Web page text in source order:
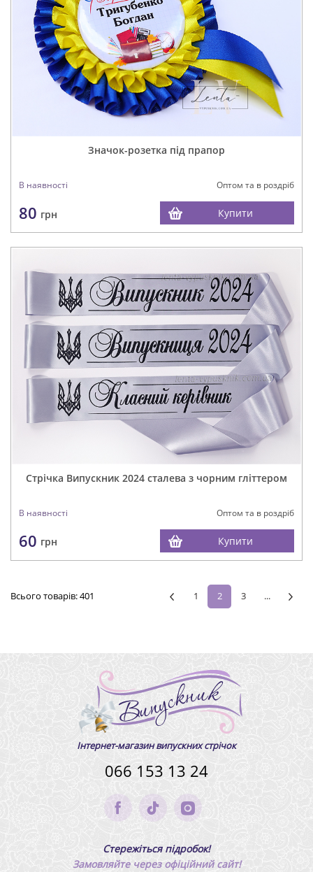
Значок-розетка під прапор
В наявності Оптом та в роздріб
80 грн Купити
Стрічка Випускник 2024 сталева з чорним гліттером
В наявності Оптом та в роздріб
60 грн Купити
Всього товарів:401 1 2 3 ...
Інтернет-магазин випускних стрічок
066 153 13 24
Стережіться підробок!
Замовляйте через офіційний сайт!